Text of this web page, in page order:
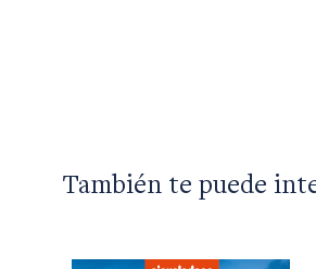
También te puede